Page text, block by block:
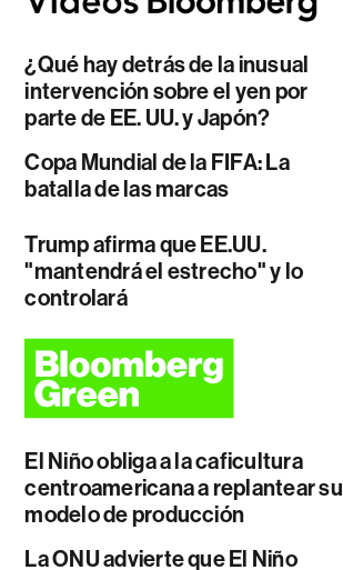
¿Qué hay detrás de la inusual
intervención sobre el yen por
parte de EE. UU. y Japón?
Copa Mundial de la FIFA: La
batalla de las marcas
Trump afirma que EE.UU.
"mantendrá el estrecho" y lo
controlará
El Niño obliga a la caficultura
centroamericana a replantear su
modelo de producción
La ONU advierte que El Niño